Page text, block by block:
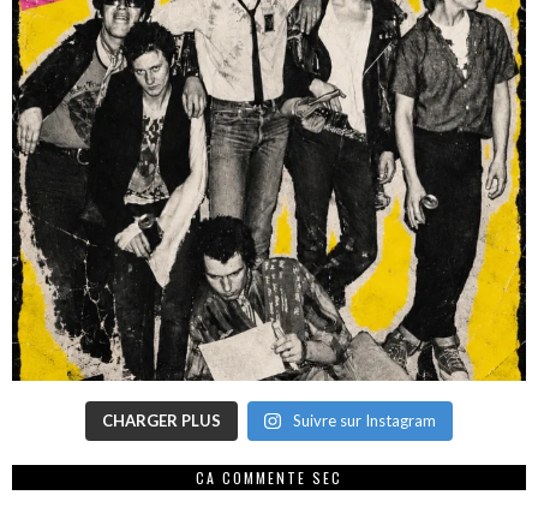
CHARGER PLUS Suivre sur Instagram
CA COMMENTE SEC